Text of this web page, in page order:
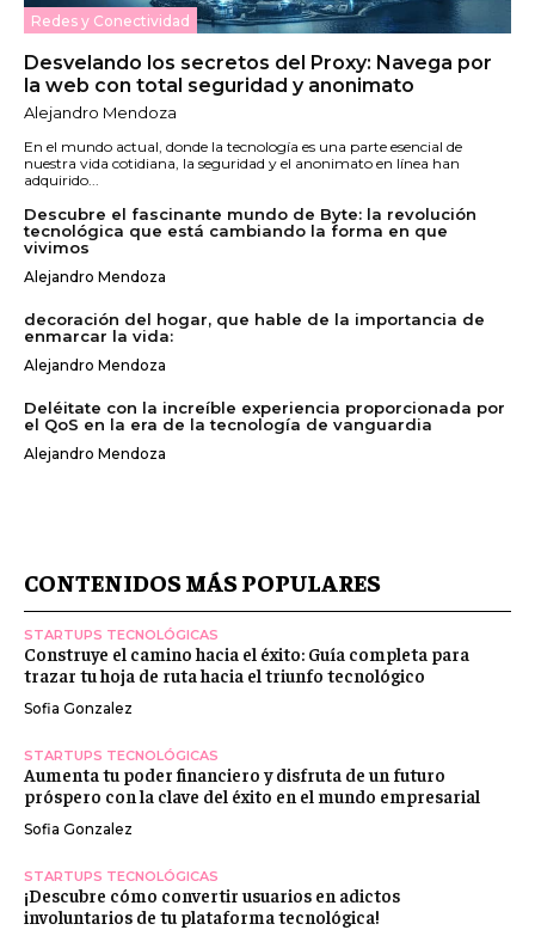
Redes y Conectividad
Desvelando los secretos del Proxy: Navega por
la web con total seguridad y anonimato
Alejandro Mendoza
En el mundo actual, donde la tecnología es una parte esencial de
nuestra vida cotidiana, la seguridad y el anonimato en línea han
adquirido...
Descubre el fascinante mundo de Byte: la revolución
tecnológica que está cambiando la forma en que
vivimos
Alejandro Mendoza
decoración del hogar, que hable de la importancia de
enmarcar la vida:
Alejandro Mendoza
Deléitate con la increíble experiencia proporcionada por
el QoS en la era de la tecnología de vanguardia
Alejandro Mendoza
CONTENIDOS MÁS POPULARES
STARTUPS TECNOLÓGICAS
Construye el camino hacia el éxito: Guía completa para
trazar tu hoja de ruta hacia el triunfo tecnológico
Sofia Gonzalez
STARTUPS TECNOLÓGICAS
Aumenta tu poder financiero y disfruta de un futuro
próspero con la clave del éxito en el mundo empresarial
Sofia Gonzalez
STARTUPS TECNOLÓGICAS
¡Descubre cómo convertir usuarios en adictos
involuntarios de tu plataforma tecnológica!